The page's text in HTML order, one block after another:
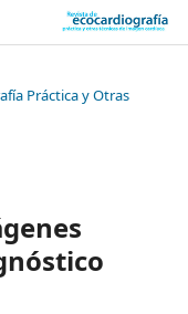
Práctica y Otras